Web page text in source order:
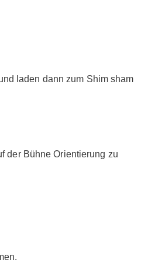
laden dann zum Shim sham
der Bühne Orientierung zu